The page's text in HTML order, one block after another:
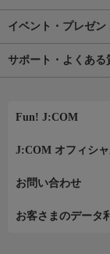
イベント・プレゼン
サポート・よくある
Fun! J:COM
J:COM オフィシャ
お問い合わせ
お客さまのデータ